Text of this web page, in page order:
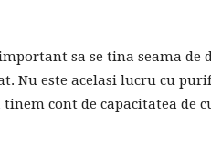
sa se tina seama de
Nu este acelasi lucru cu
tinem cont de capacitatea de